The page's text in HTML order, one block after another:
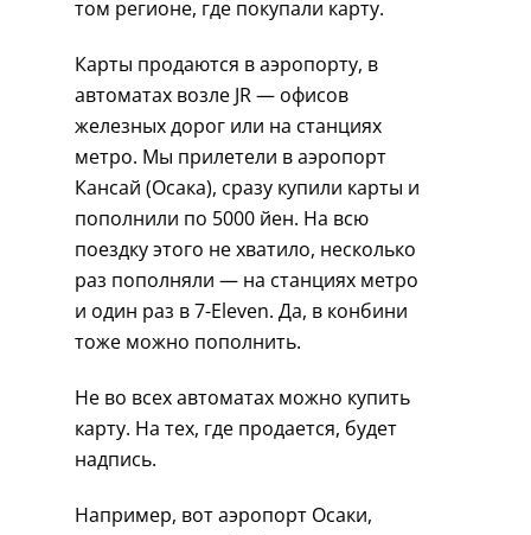
том регионе, где покупали карту.
Карты продаются в аэропорту, в
автоматах возле JR — офисов
железных дорог или на станциях
метро. Мы прилетели в аэропорт
Кансай (Осака), сразу купили карты и
пополнили по 5000 йен. На всю
поездку этого не хватило, несколько
раз пополняли — на станциях метро
и один раз в 7-Eleven. Да, в конбини
тоже можно пополнить.
Не во всех автоматах можно купить
карту. На тех, где продается, будет
надпись.
Например, вот аэропорт Осаки,